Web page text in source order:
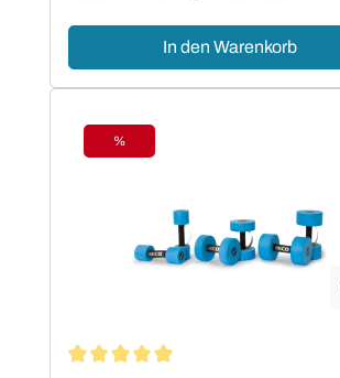
In den Warenkorb
Rabatt
%